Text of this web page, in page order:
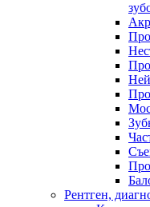
Рентген,